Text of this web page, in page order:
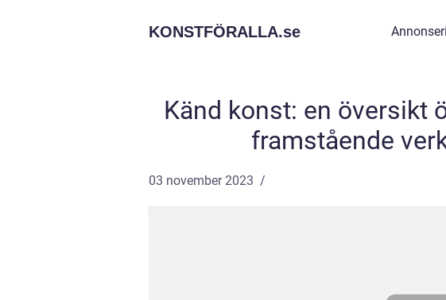
KONSTFÖRALLA.se
Känd konst: en översikt
framstående
03 november 2023